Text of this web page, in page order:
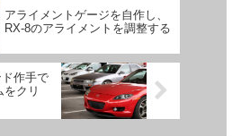
アライメントゲージを自作し、
RX-8のアライメントを調整する
作手で
クリ